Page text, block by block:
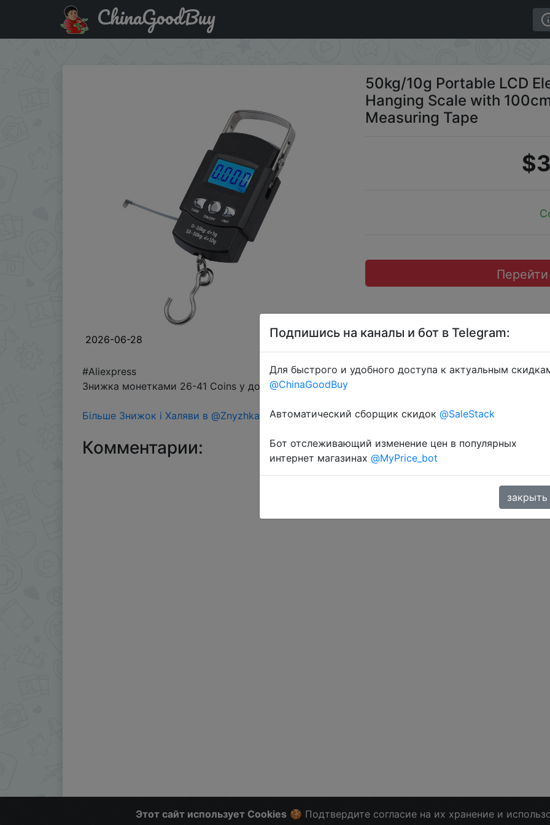
Скидка на: 50kg/10g Portable LCD Electronic Hand Scale Travel Hanging Scale with 100cm Long Retractable
ChinaGoodBuy
2026-06-28
50kg/10g Portable LCD
Hanging Scale with
Measuring Tape
#Aliexpress
Знижка монетками 26-41 Coins у додатку через розділ монет.
Більше Знижок і Халяви в @ZnyzhkaUA
Комментарии:
Этот сайт использует Cookies🍪 Подтвердите согласие на их хранение и
Подпишись на каналы и бот в Telegram:
Для быстрого и удобного доступа к актуальным
@ChinaGoodBuy
Автоматический сборщик скидок @SaleStack
Бот отслеживающий изменение цен в популярных
интернет магазинах @MyPrice_bot
закрыть